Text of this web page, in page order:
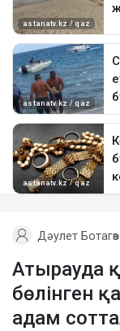
Дәулет Ботагөз
Атырауда
бөлінген
адам